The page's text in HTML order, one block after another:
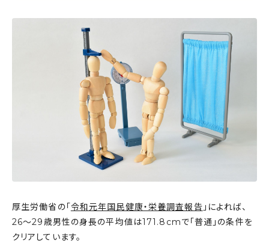
厚生労働省の「令和元年国民健康・栄養調査報告 」によれば、
26〜29歳男性の身長の平均値は171.8cmで「普通」の条件を
クリアしています。